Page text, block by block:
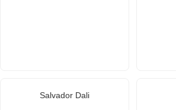
Salvador Dali